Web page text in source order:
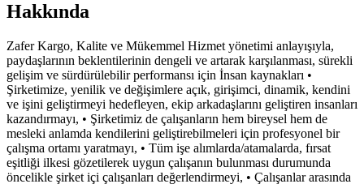
Hakkında
Zafer Kargo, Kalite ve Mükemmel Hizmet yönetimi anlayışıyla,
paydaşlarının beklentilerinin dengeli ve artarak karşılanması, sürekli
gelişim ve sürdürülebilir performansı için İnsan kaynakları •
Şirketimize, yenilik ve değişimlere açık, girişimci, dinamik, kendini
ve işini geliştirmeyi hedefleyen, ekip arkadaşlarını geliştiren insanları
kazandırmayı, • Şirketimiz de çalışanların hem bireysel hem de
mesleki anlamda kendilerini geliştirebilmeleri için profesyonel bir
çalışma ortamı yaratmayı, • Tüm işe alımlarda/atamalarda, fırsat
eşitliği ilkesi gözetilerek uygun çalışanın bulunması durumunda
öncelikle şirket içi çalışanları değerlendirmeyi, • Çalışanlar arasında